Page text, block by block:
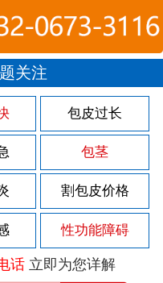
关注
包皮过长
包茎
割包皮价格
性功能障碍
话立即为您详解